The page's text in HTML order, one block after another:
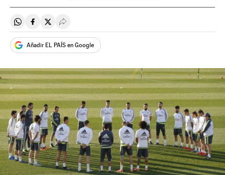
Compartir en Whatsapp
Compartir en Facebook
Compartir en Twitter
Desplegar Redes Sociales
Añadir EL PAÍS en Google